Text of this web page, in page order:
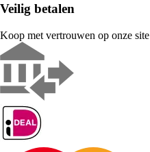
Veilig betalen
Koop met vertrouwen op onze site